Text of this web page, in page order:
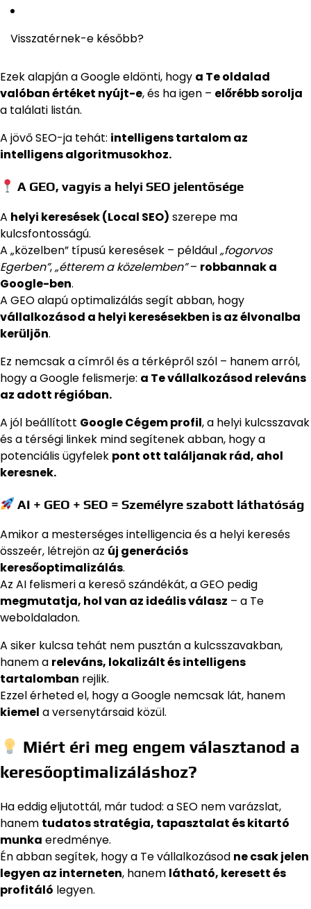
Visszatérnek-e később?
Ezek alapján a Google eldönti, hogy a Te oldalad
valóban értéket nyújt-e, és ha igen – előrébb sorolja
a találati listán.
A jövő SEO-ja tehát: intelligens tartalom az
intelligens algoritmusokhoz.
A GEO, vagyis a helyi SEO jelentősége
A helyi keresések (Local SEO) szerepe ma
kulcsfontosságú.
A „közelben” típusú keresések – például„fogorvos
Egerben”,„étterem a közelemben”– robbannak a
Google-ben.
A GEO alapú optimalizálás segít abban, hogy
vállalkozásod a helyi keresésekben is az élvonalba
kerüljön.
Ez nemcsak a címről és a térképről szól – hanem arról,
hogy a Google felismerje: a Te vállalkozásod releváns
az adott régióban.
A jól beállított Google Cégem profil, a helyi kulcsszavak
és a térségi linkek mind segítenek abban, hogy a
potenciális ügyfelek pont ott találjanak rád, ahol
keresnek.
AI + GEO + SEO = Személyre szabott láthatóság
Amikor a mesterséges intelligencia és a helyi keresés
összeér, létrejön az új generációs
keresőoptimalizálás.
Az AI felismeri a kereső szándékát, a GEO pedig
megmutatja, hol van az ideális válasz – a Te
weboldaladon.
A siker kulcsa tehát nem pusztán a kulcsszavakban,
hanem a releváns, lokalizált és intelligens
tartalomban rejlik.
Ezzel érheted el, hogy a Google nemcsak lát, hanem
kiemel a versenytársaid közül.
Miért éri meg engem választanod a
keresőoptimalizáláshoz?
Ha eddig eljutottál, már tudod: a SEO nem varázslat,
hanem tudatos stratégia, tapasztalat és kitartó
munka eredménye.
Én abban segítek, hogy a Te vállalkozásod ne csak jelen
legyen az interneten, hanem látható, keresett és
profitáló legyen.